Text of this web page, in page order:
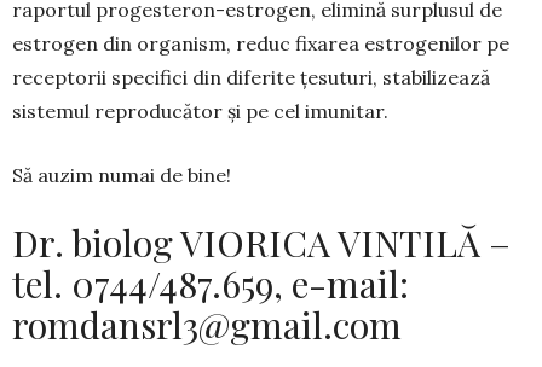
raportul progesteron-estro­gen, elimină surplusul de
estrogen din organism, reduc fixarea estrogenilor pe
receptorii specifici din diferite țesuturi, stabilizează
sistemul reproducător și pe cel imunitar.
Să auzim numai de bine!
Dr. biolog VIORICA VINTILĂ –
tel. 0744/487.659, e-mail:
romdansrl3@gmail.com